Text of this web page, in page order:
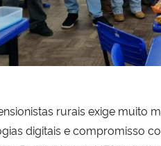
rurais exige muito
digitais e compromisso